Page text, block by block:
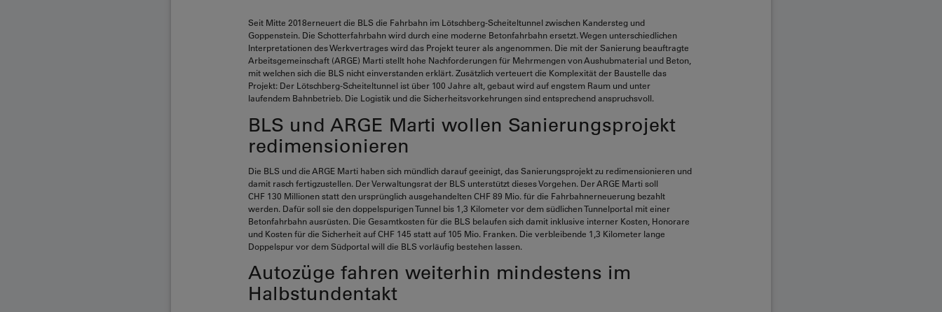
Seit Mitte 2018erneuert die BLS die Fahrbahn im Lötschberg-Scheiteltunnel zwischen Kandersteg und
Goppenstein. Die Schotterfahrbahn wird durch eine moderne Betonfahrbahn ersetzt. Wegen unterschiedlichen
Interpretationen des Werkvertrages wird das Projekt teurer als angenommen. Die mit der Sanierung beauftragte
Arbeitsgemeinschaft (ARGE) Marti stellt hohe Nachforderungen für Mehrmengen von Aushubmaterial und Beton,
mit welchen sich die BLS nicht einverstanden erklärt. Zusätzlich verteuert die Komplexität der Baustelle das
Projekt: Der Lötschberg-Scheiteltunnel ist über 100 Jahre alt, gebaut wird auf engstem Raum und unter
laufendem Bahnbetrieb. Die Logistik und die Sicherheitsvorkehrungen sind entsprechend anspruchsvoll.
BLS und ARGE Marti wollen Sanierungsprojekt
redimensionieren
Die BLS und die ARGE Marti haben sich mündlich darauf geeinigt, das Sanierungsprojekt zu redimensionieren und
damit rasch fertigzustellen. Der Verwaltungsrat der BLS unterstützt dieses Vorgehen. Der ARGE Marti soll
CHF 130 Millionen statt den ursprünglich ausgehandelten CHF 89 Mio. für die Fahrbahnerneuerung bezahlt
werden. Dafür soll sie den doppelspurigen Tunnel bis 1,3 Kilometer vor dem südlichen Tunnelportal mit einer
Betonfahrbahn ausrüsten. Die Gesamtkosten für die BLS belaufen sich damit inklusive interner Kosten, Honorare
und Kosten für die Sicherheit auf CHF 145 statt auf 105 Mio. Franken. Die verbleibende 1,3 Kilometer lange
Doppelspur vor dem Südportal will die BLS vorläufig bestehen lassen.
Autozüge fahren weiterhin mindestens im
Halbstundentakt